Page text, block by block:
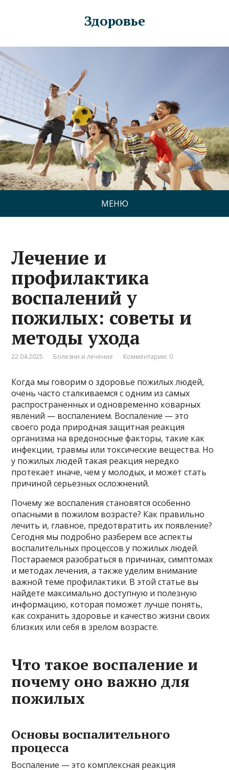
Здоровье
МЕНЮ
Лечение и
профилактика
воспалений у
пожилых: советы и
методы ухода
22.04.2025 Болезни и лечение Комментарии: 0
Когда мы говорим о здоровье пожилых людей,
очень часто сталкиваемся с одним из самых
распространенных и одновременно коварных
явлений — воспалением. Воспаление — это
своего рода природная защитная реакция
организма на вредоносные факторы, такие как
инфекции, травмы или токсические вещества. Но
у пожилых людей такая реакция нередко
протекает иначе, чем у молодых, и может стать
причиной серьезных осложнений.
Почему же воспаления становятся особенно
опасными в пожилом возрасте? Как правильно
лечить и, главное, предотвратить их появление?
Сегодня мы подробно разберем все аспекты
воспалительных процессов у пожилых людей.
Постараемся разобраться в причинах, симптомах
и методах лечения, а также уделим внимание
важной теме профилактики. В этой статье вы
найдете максимально доступную и полезную
информацию, которая поможет лучше понять,
как сохранить здоровье и качество жизни своих
близких или себя в зрелом возрасте.
Что такое воспаление и
почему оно важно для
пожилых
Основы воспалительного
процесса
Воспаление — это комплексная реакция